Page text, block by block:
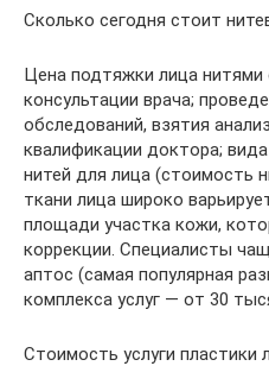
Сколько сегодня стоит
Цена подтяжки лица нитями
консультации врача;
обследований, взятия
квалификации доктора;
нитей для лица (стоимость
ткани лица широко
площади участка кожи,
коррекции. Специалисты
аптос (самая популярная
комплекса услуг — от 30
Стоимость услуги пластики